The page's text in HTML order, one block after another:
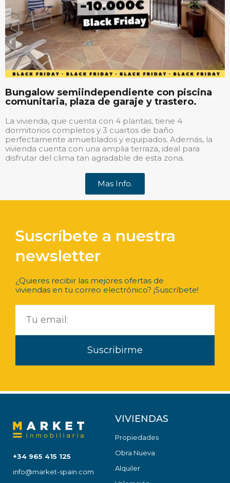
Bungalow semiindependiente con piscina
comunitaria, plaza de garaje y trastero.
La vivienda, que cuenta con 4 plantas, tiene 4
dormitorios completos y 3 cuartos de baño
perfectamente amueblados y equipados. Además, la
vivienda cuenta con una amplia terraza, ideal para
disfrutar del clima tan agradable de esta zona.
Mas Info.
Suscríbete a nuestra
newsletter
¿Quieres recibir las mejores ofertas de
viviendas en tu correo electrónico? ¡Suscríbete!
Suscribirme
+34 965 415 125
info@market-spain.com
VIVIENDAS
Propiedades
Obra Nueva
Alquiler